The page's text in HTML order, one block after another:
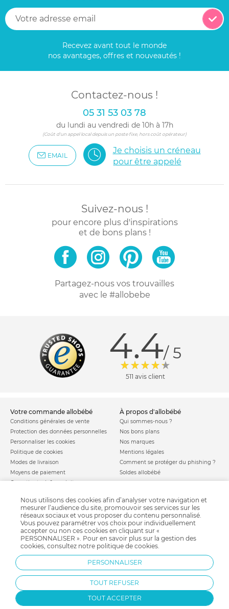
Recevez avant tout le monde
nos avantages, offres et nouveautés !
Contactez-nous !
05 31 53 03 78
du lundi au vendredi de 10h à 17h
(Coût d'un appel local depuis un poste fixe, hors coût opérateur)
EMAIL
Je choisis un créneau
pour être appelé
Suivez-nous !
pour encore plus d'inspirations
et de bons plans !
Partagez-nous vos trouvailles
avec le #allobebe
4.4/ 5
511 avis client
votre commande allobébé
Conditions générales de vente
Protection des données personnelles
Personnaliser les cookies
Politique de cookies
Modes de livraison
Moyens de paiement
Garantie stock & produit
à propos d'allobébé
Qui sommes-nous ?
Nos bons plans
Nos marques
Mentions légales
Comment se protéger du phishing ?
Soldes allobébé
allobébé vous recommande
Sites et partenaires
Nos labels
Nos licences
Besoin d'aide ?
FAQ
les plus d'allobébé
Liste de naissance
Infos conseils
Jeux concours
Valise de maternité
Parrainage
Paiement sécurisé
Charte qualité
Nous utilisons des cookies afin d’analyser votre navigation et
mesurer l’audience du site, promouvoir ses services sur les
réseaux sociaux et vous proposer du contenu personnalisé.
Vous pouvez paramétrer vos choix pour individuellement
accepter ou non ces cookies en cliquant sur «
PERSONNALISER ». Pour en savoir plus sur la gestion des
cookies, consultez notre politique de cookies.
PERSONNALISER
TOUT REFUSER
TOUT ACCEPTER